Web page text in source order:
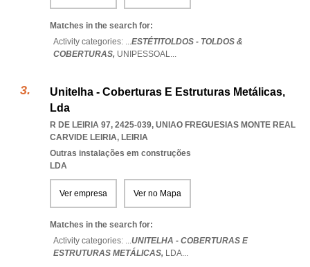
Matches in the search for:
Activity categories: ...ESTÉTITOLDOS - TOLDOS &
COBERTURAS, UNIPESSOAL...
Unitelha - Coberturas E Estruturas Metálicas,
Lda
R DE LEIRIA 97, 2425-039, UNIAO FREGUESIAS MONTE REAL
CARVIDE LEIRIA, LEIRIA
Outras instalações em construções
LDA
Ver empresa Ver no Mapa
Matches in the search for:
Activity categories: ...UNITELHA - COBERTURAS E
ESTRUTURAS METÁLICAS, LDA...